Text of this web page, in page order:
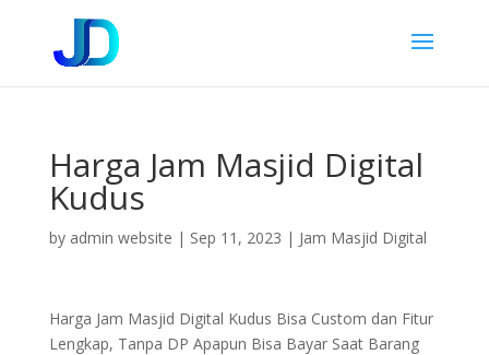
Harga Jam Masjid Digital
Kudus
by admin website | Sep 11, 2023 | Jam Masjid Digital
Harga Jam Masjid Digital Kudus Bisa Custom dan Fitur
Lengkap, Tanpa DP Apapun Bisa Bayar Saat Barang